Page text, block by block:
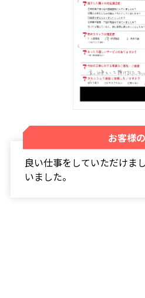
お客様
良い仕事をしていただけま
いました。